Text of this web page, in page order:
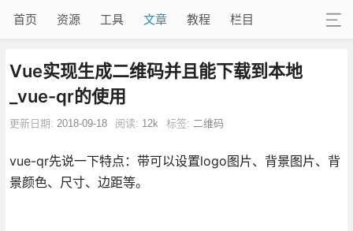
首页 资源 工具 文章 教程 栏目
Vue实现生成二维码并且能下载到本地
_vue-qr的使用
更新日期: 2018-09-18 阅读: 12k 标签: 二维码
vue-qr先说一下特点：带可以设置logo图片、背景图片、背
景颜色、尺寸、边距等。